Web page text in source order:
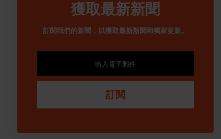
獲取最新新聞
訂閱我們的新聞，以獲取最新新聞和獨家更新。
訂閱